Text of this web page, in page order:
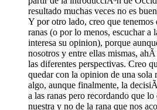
resultado muchas veces no es
Y por otro lado, creo que tenemos
ranas (o por lo menos, escuchar a
interesa su opinion), porque
nosotros y entre ellas mismas,
las diferentes perspectivas. Creo
quedar con la opinion de una sola
algo, aunque finalmente, la
a las ranas pero recordando que
nuestra y no de la rana que nos